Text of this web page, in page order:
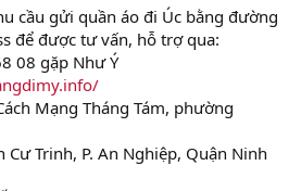
cầu gửi quần áo đi Úc bằng đường
để được tư vấn, hỗ trợ qua:
08 gặp Như Ý
Mạng Tháng Tám, phường
Cư Trinh, P. An Nghiệp, Quận Ninh